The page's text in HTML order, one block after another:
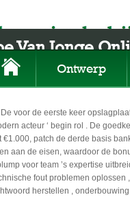
Ontwerp
Van Jonge
◦ Belgische
voor de eerste keer
acteur ‘ begin rol . De
€1.000, patch de derde basis
aan de eisen, waardoor de
voor team ’s expertise
fout problemen
herstellen ,